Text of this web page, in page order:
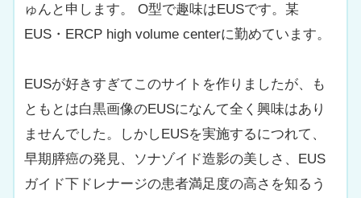
ゅんと申します。 O型で趣味はEUSです。某
EUS・ERCP high volume centerに勤めています。
EUSが好きすぎてこのサイトを作りましたが、も
ともとは白黒画像のEUSになんて全く興味はあり
ませんでした。しかしEUSを実施するにつれて、
早期膵癌の発見、ソナゾイド造影の美しさ、EUS
ガイド下ドレナージの患者満足度の高さを知るう